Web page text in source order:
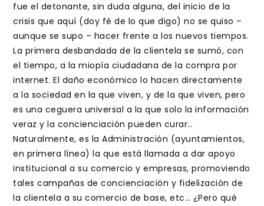
fue el detonante, sin duda alguna, del inicio de la
crisis que aquí (doy fé de lo que digo) no se quiso –
aunque se supo – hacer frente a los nuevos tiempos.
La primera desbandada de la clientela se sumó, con
el tiempo, a la miopía ciudadana de la compra por
internet. El daño económico lo hacen directamente
a la sociedad en la que viven, y de la que viven, pero
es una ceguera universal a la que solo la información
veraz y la concienciación pueden curar…
Naturalmente, es la Administración (ayuntamientos,
en primera línea) la que está llamada a dar apoyo
institucional a su comercio y empresas, promoviendo
tales campañas de concienciación y fidelización de
la clientela a su comercio de base, etc… ¿Pero qué